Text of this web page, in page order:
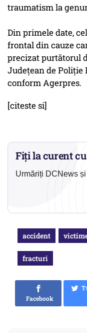
traumatism la
Din primele date,
frontal din cauze
precizat purtătorul
Judeţean de Poliţie
conform Agerpres.
[citeste si]
Fiți la curent
Urmăriți DCNews
accident
fracturi
Facebook